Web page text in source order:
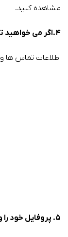
مشاهده کنید.
۴.اگر می خواهید تبلیغ کنید به پینترست اعلام کنید
اطلاعات تماس ها
۵. پروفایل خود را ویرایش کنید